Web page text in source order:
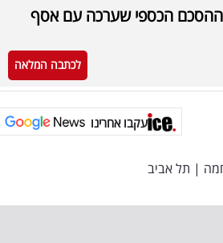
ההסכם הכספי שערכה עם אסף
לכתבה המלאה
עקבו אחרינו
| תל אביב